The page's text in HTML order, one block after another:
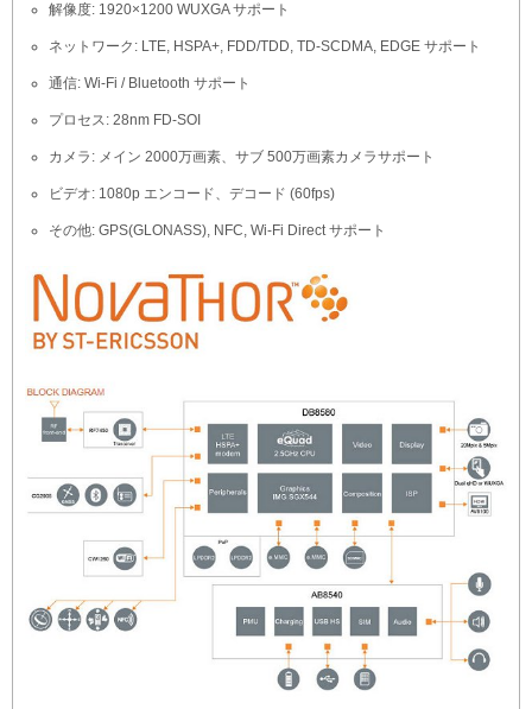
解像度: 1920×1200 WUXGA サポート
ネットワーク: LTE, HSPA+, FDD/TDD, TD-SCDMA, EDGE サポート
通信: Wi-Fi / Bluetooth サポート
プロセス: 28nm FD-SOI
カメラ: メイン 2000万画素、サブ 500万画素カメラサポート
ビデオ: 1080p エンコード、デコード (60fps)
その他: GPS(GLONASS), NFC, Wi-Fi Direct サポート